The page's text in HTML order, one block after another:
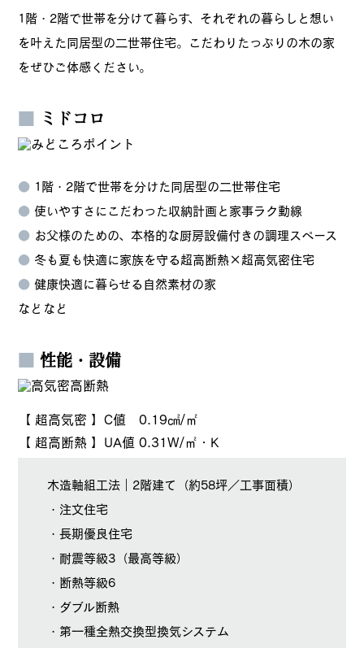
1階・2階で世帯を分けて暮らす、それぞれの暮らしと想い
を叶えた同居型の二世帯住宅。こだわりたっぷりの木の家
をぜひご体感ください。
■ ミドコロ
● 1階・2階で世帯を分けた同居型の二世帯住宅
● 使いやすさにこだわった収納計画と家事ラク動線
● お父様のための、本格的な厨房設備付きの調理スペース
● 冬も夏も快適に家族を守る超高断熱×超高気密住宅
● 健康快適に暮らせる自然素材の家
などなど
■ 性能・設備
【 超高気密 】C値 0.19㎠/㎡
【 超高断熱 】UA値 0.31W/㎡・K
木造軸組工法｜2階建て（約58坪／工事面積）
・注文住宅
・長期優良住宅
・耐震等級3（最高等級）
・断熱等級6
・ダブル断熱
・第一種全熱交換型換気システム